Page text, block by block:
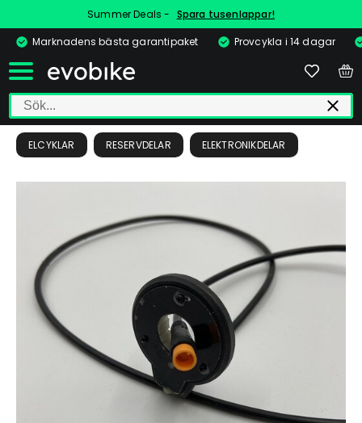
Summer Deals - Spara tusenlappar!
Marknadens bästa garantipaket
Provcykla i 14 dagar
ELCYKLAR RESERVDELAR ELEKTRONIKDELAR